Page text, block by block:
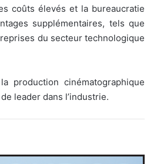
coûts élevés et la bureaucratie
supplémentaires, tels que
du secteur technologique
production cinématographique
leader dans l’industrie.